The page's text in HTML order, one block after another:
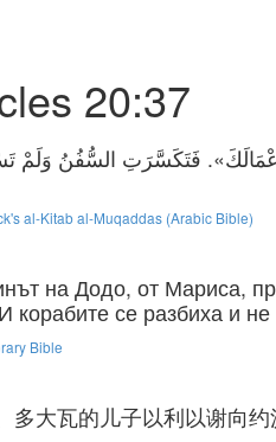
20:37
أَعْمَالَكَ». فَتَكَسَّرَتِ السُّفُنُ وَلَمْ
al-Kitab al-Muqaddas (Arabic Bible)
на Додо, от Мариса,
корабите се разбиха и
Bible
多大瓦的儿子以利以谢向